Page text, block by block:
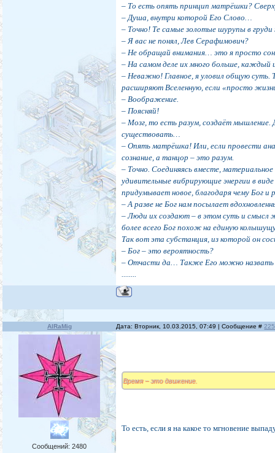
– То есть опять принцип матрёшки?
– Душа, внутри которой Его Слово…
– Точно! Те самые золотые шурупы в груди
– Я вас не понял, Лев Серафимович?
– Не обращай внимания… это я просто сон
– На самом деле их много больше, каждый
– Неважно! Главное, я уловил общую суть.
расширяют Вселенную, если «просто
– Воображение.
– Поясняй!
– Мозг, то есть разум, создаёт
существовать…
– Опять матрёшка! Или, если провести
сознание, а танцор – это разум.
– Точно. Соединяясь вместе,
удивительные вибрирующие энергии в
придумывает новое, благодаря чему Бог
– А разве не Бог нам посылает
– Люди их создают – в этом суть и смысл
более всего Бог похож на единую
Так вот эта субстанция, из которой он
– Бог – это вероятность?
– Отчасти да… Также Его можно
........
AlRaMig Дата: Вторник, 10.03.2015, 07:49 | Сообщение #225
Сообщений:2480
Время – это движение.
То есть, если я на какое то мгновение